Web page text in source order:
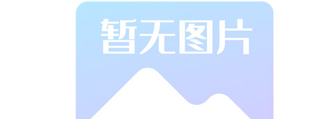
洁的环境中轻
松地工作。吨